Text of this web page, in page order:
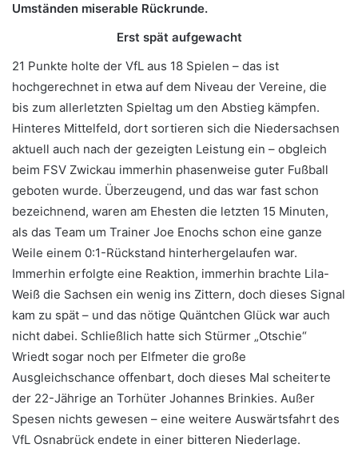
Umständen miserable Rückrunde.
Erst spät aufgewacht
21 Punkte holte der VfL aus 18 Spielen – das ist
hochgerechnet in etwa auf dem Niveau der Vereine, die
bis zum allerletzten Spieltag um den Abstieg kämpfen.
Hinteres Mittelfeld, dort sortieren sich die Niedersachsen
aktuell auch nach der gezeigten Leistung ein – obgleich
beim FSV Zwickau immerhin phasenweise guter Fußball
geboten wurde. Überzeugend, und das war fast schon
bezeichnend, waren am Ehesten die letzten 15 Minuten,
als das Team um Trainer Joe Enochs schon eine ganze
Weile einem 0:1-Rückstand hinterhergelaufen war.
Immerhin erfolgte eine Reaktion, immerhin brachte Lila-
Weiß die Sachsen ein wenig ins Zittern, doch dieses Signal
kam zu spät – und das nötige Quäntchen Glück war auch
nicht dabei. Schließlich hatte sich Stürmer „Otschie“
Wriedt sogar noch per Elfmeter die große
Ausgleichschance offenbart, doch dieses Mal scheiterte
der 22-Jährige an Torhüter Johannes Brinkies. Außer
Spesen nichts gewesen – eine weitere Auswärtsfahrt des
VfL Osnabrück endete in einer bitteren Niederlage.